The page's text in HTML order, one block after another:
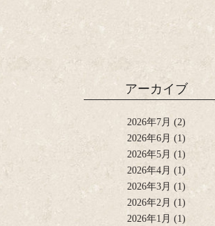
アーカイブ
2026年7月 (2)
2026年6月 (1)
2026年5月 (1)
2026年4月 (1)
2026年3月 (1)
2026年2月 (1)
2026年1月 (1)